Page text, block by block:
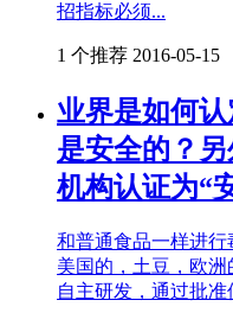
招指标必须...
1 个推荐 2016-05-15
业界是如何
是安全的？
机构认证为“
和普通食品一样进
美国的，土豆，欧
自主研发，通过批准